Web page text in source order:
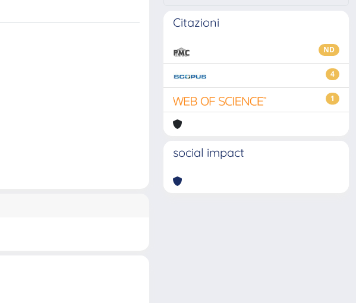
Citazioni
ND
4
1
social impact